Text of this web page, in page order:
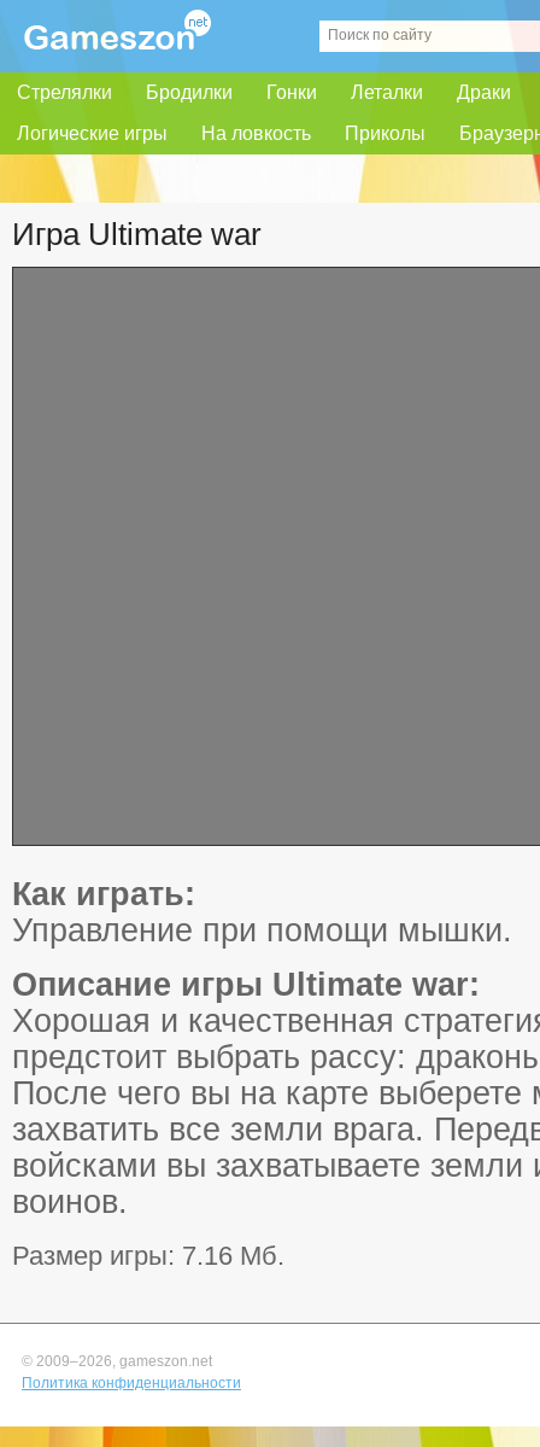
Стрелялки Бродилки Гонки Леталки
Драки
Логические игры
На ловкость Приколы
Игра Ultimate war
Как играть:
Управление при помощи мышки.
Описание игры Ultimate war:
Хорошая и качественная
предстоит выбрать рассу:
После чего вы на карте
захватить все земли врага.
войсками вы захватываете
воинов.
Размер игры: 7.16 Мб.
© 2009–2026, gameszon.net
Политика конфиденциальности